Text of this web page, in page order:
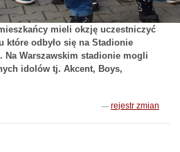
mieli okzję uczestniczyć
które odbyło się na Stadionie
Na Warszawskim stadionie mogli
idolów tj. Akcent, Boys,
rejestr zmian